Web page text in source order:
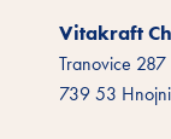
Vitakraft
Tranovice 287
739 53